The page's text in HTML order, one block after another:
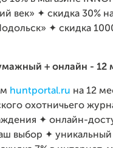
век» ✦ скидка 30%
✦ скидка
+ онлайн - 12
huntportal.ru на 12
охотничьего
✦ онлайн-
выбор ✦